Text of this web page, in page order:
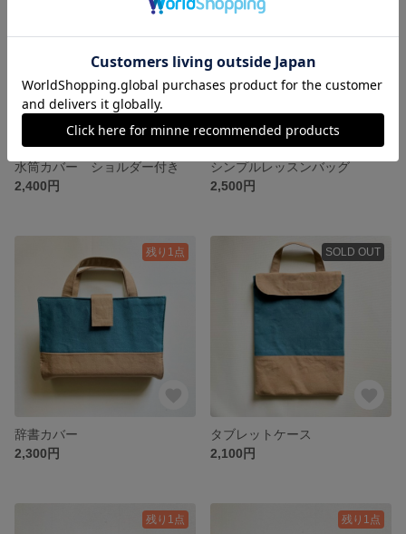
水筒カバー ショルダー付き
2,400円
シンプルレッスンバッグ
2,500円
残り1点
辞書カバー
2,300円
SOLD OUT
タブレットケース
2,100円
残り1点 残り1点